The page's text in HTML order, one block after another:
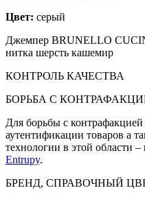
Цвет: серый
Джемпер BRUNELLO
нитка шерсть кашемир
КОНТРОЛЬ КАЧЕСТВА
БОРЬБА С
Для борьбы с
аутентификации товаров а
технологии в этой области
Entrupy.
БРЕНД, СПРАВОЧНЫЙ